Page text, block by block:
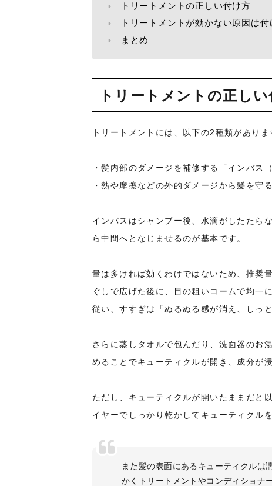
トリートメントの正しい付け方
トリートメントが効かない原因は
まとめ
トリートメントの正し
トリートメントには、以下の2種類がありま
・髪内部のダメージを補修する「インバス
・熱や摩擦などの外的ダメージから髪を守
インバスはシャンプー後、水滴がしたたら
ら中間へとなじませるのが基本です。
量は多ければ効くわけではないため、推奨
ぐしで広げた後に、目の粗いコームで均一
従い、すすぎは「ぬるぬる感が消え、しっ
さらに蒸しタオルで包んだり、洗面器のお
めることでキューティクルが開き、成分が
ただし、キューティクルが開いたままだと
イヤーでしっかり乾かしてキューティクル
また髪の表面にあるキューティクルは
かくトリートメントやコンディショナ